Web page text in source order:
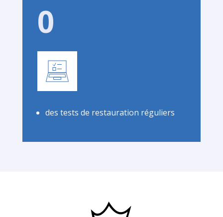
0
des tests de restauration réguliers